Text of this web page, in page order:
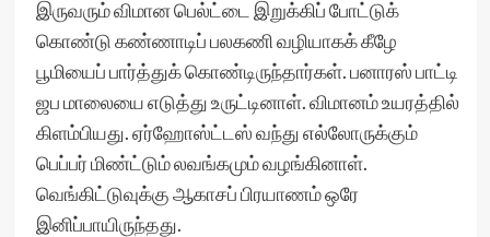
இருவரும் விமான பெல்ட்டை இறுக்கிப் போட்டுக்
கொண்டு கண்ணாடிப் பலகணி வழியாகக் கீழே
பூமியைப் பார்த்துக் கொண்டிருந்தார்கள். பனாரஸ் பாட்டி
ஜப மாலையை எடுத்து உருட்டினாள். விமானம் உயரத்தில்
கிளம்பியது. ஏர்ஹோஸ்ட்டஸ் வந்து எல்லோருக்கும்
பெப்பர் மிண்ட்டும் லவங்கமும் வழங்கினாள்.
வெங்கிட்டுவுக்கு ஆகாசப் பிரயாணம் ஒரே
இனிப்பாயிருந்தது.